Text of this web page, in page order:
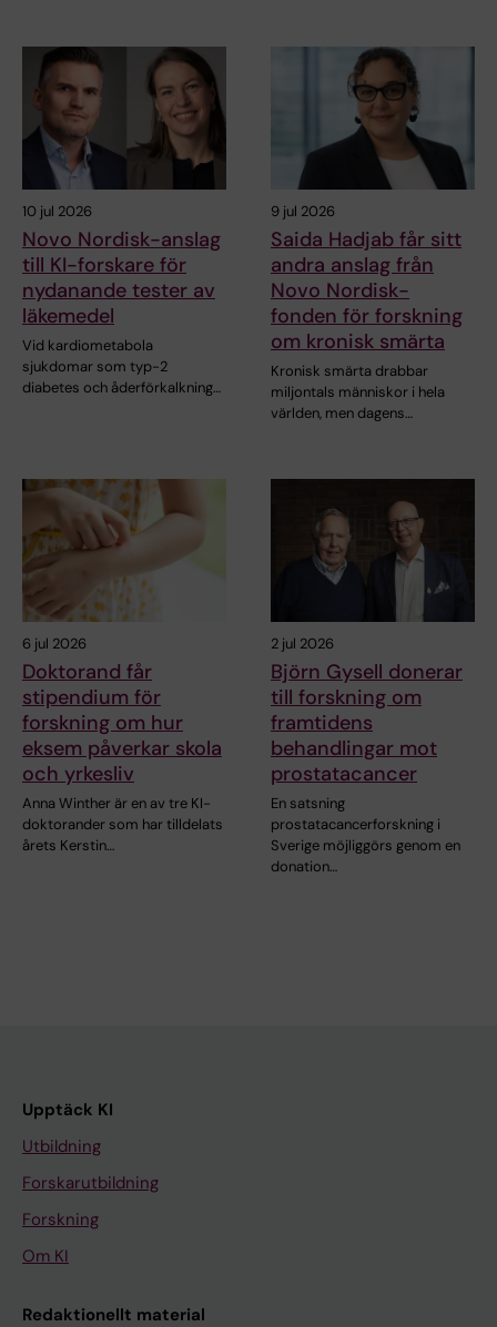
10 jul 2026
Novo Nordisk-anslag
till KI-forskare för
nydanande tester av
läkemedel
Vid kardiometabola
sjukdomar som typ-2
diabetes och åderförkalkning…
9 jul 2026
Saida Hadjab får sitt
andra anslag från
Novo Nordisk-
fonden för forskning
om kronisk smärta
Kronisk smärta drabbar
miljontals människor i hela
världen, men dagens…
6 jul 2026
Doktorand får
stipendium för
forskning om hur
eksem påverkar skola
och yrkesliv
Anna Winther är en av tre KI-
doktorander som har tilldelats
årets Kerstin…
2 jul 2026
Björn Gysell donerar
till forskning om
framtidens
behandlingar mot
prostatacancer
En satsning
prostatacancerforskning i
Sverige möjliggörs genom en
donation…
Upptäck KI
Utbildning
Forskarutbildning
Forskning
Om KI
Redaktionellt material